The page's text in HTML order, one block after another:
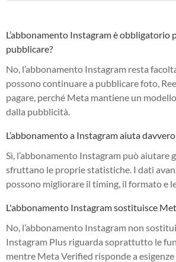
L’abbonamento Instagram è obbligatorio
pubblicare?
No, l’abbonamento Instagram resta
possono continuare a pubblicare foto,
pagare, perché Meta mantiene un
dalla pubblicità.
L’abbonamento a Instagram aiuta
Sì, l’abbonamento Instagram può aiutare
sfruttano le proprie statistiche. I dati
possono migliorare il timing, il formato e
L'abbonamento Instagram sostituisce
No, l’abbonamento Instagram non
Instagram Plus riguarda soprattutto le
mentre Meta Verified risponde a